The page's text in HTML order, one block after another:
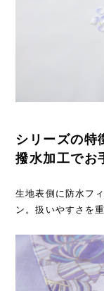
シリーズの
撥水加工でお
生地表側に防水フ
ン。扱いやすさを